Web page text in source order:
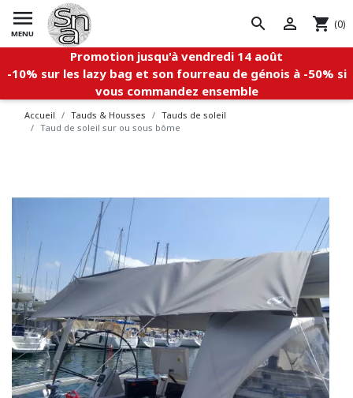

MENU
  shopping_cart (0)
search
Promotion jusqu'à vendredi 14 août
-10% sur les lazy bag et son fourreau de génois à -50% si
vous commandez ensemble
Accueil Tauds & Housses
Tauds de soleil
Taud de soleil sur ou sous bôme